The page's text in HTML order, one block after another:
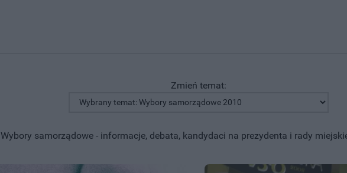
Zmień temat:
Wybory samorządowe - informacje, debata, kandydaci na prezydenta i rady